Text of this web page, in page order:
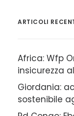
ARTICOLI
Africa: Wfp
insicurezza
Giordania:
sostenibile